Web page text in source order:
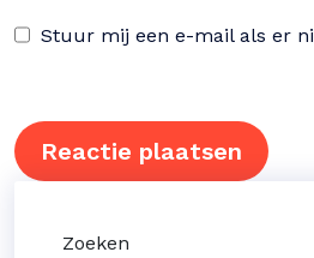
Stuur mij een e-mail als er
Zoeken